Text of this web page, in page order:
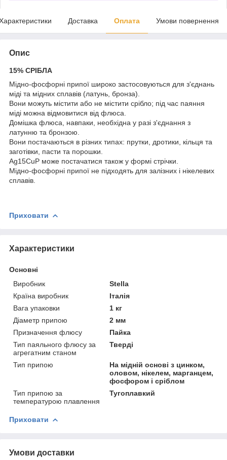
Доставка Оплата Умови повернення
Опис
15% СРІБЛА
Мідно-фосфорні припої широко застосовуються для з'єднань
міді та мідних сплавів (латунь, бронза).
Вони можуть містити або не містити срібло; під час паяння
міді можна відмовитися від флюса.
Домішка флюса, навпаки, необхідна у разі з'єднання з
латунню та бронзою.
Вони постачаються в різних типах: прутки, дротики, кільця та
заготівки, пасти та порошки.
Ag15CuP може постачатися також у формі стрічки.
Мідно-фосфорні припої не підходять для залізних і нікелевих
сплавів.
Приховати
Характеристики
Основні
Виробник
Stella
Країна виробник
Італія
Вага упаковки
1 кг
Діаметр припою
2 мм
Призначення флюсу
Пайка
Тип паяльного флюсу за
агрегатним станом
Тверді
Тип припою
На мідній основі з цинком,
оловом, нікелем, марганцем,
фосфором і сріблом
Тип припою за
температурою плавлення
Тугоплавкий
Приховати
Умови доставки